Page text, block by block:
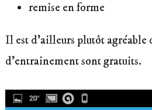
remise en forme
Il est d’ailleurs plutôt agréable
d’entrainement sont gratuits.